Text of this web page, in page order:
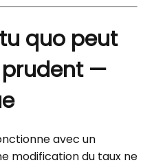
quo peut
—
avec un
modification du taux ne